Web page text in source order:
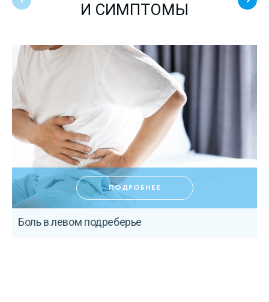
И СИМПТОМЫ
ПОДРОБНЕЕ
Боль в левом подреберье